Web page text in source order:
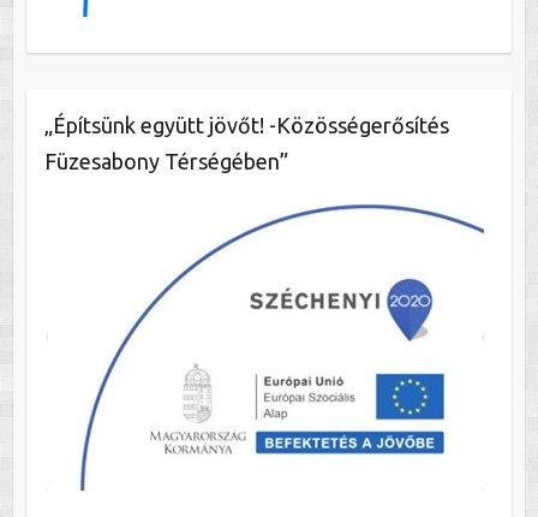
„Építsünk együtt jövőt! -Közösségerősítés
Füzesabony Térségében”